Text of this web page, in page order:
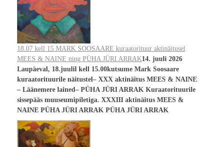
18.07 kell 15 MARK SOOSAARE kuraatorituur aktinäitusel
MEES & NAINE ning PÜHA JÜRI ARRAK14. juuli 2026
Laupäeval, 18.juulil kell 15.00kutsume Mark Soosaare
kuraatorituurile näitustel– XXX aktinäitus MEES & NAINE
– Läänemere lained– PÜHA JÜRI ARRAK Kuraatorituurile
sissepääs muuseumipiletiga. XXXIII aktinäitus MEES &
NAINE PÜHA JÜRI ARRAK PÜHA JÜRI ARRAK